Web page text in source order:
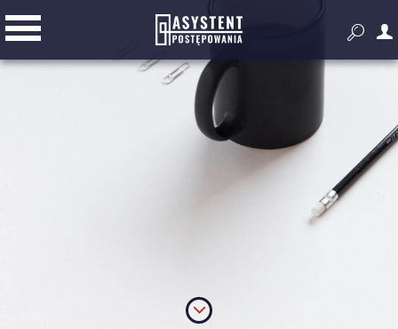
 
Przygotowanie i prowadzenie
postępowania
Złóż ofertę
Dodatkowe narzędzia do pracy z
zamówieniami publicznymi
Wyszukiwarka zagranicznych
przetargów
